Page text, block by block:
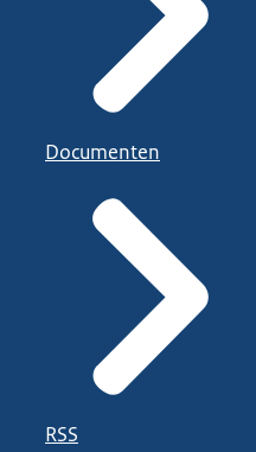
Documenten
RSS